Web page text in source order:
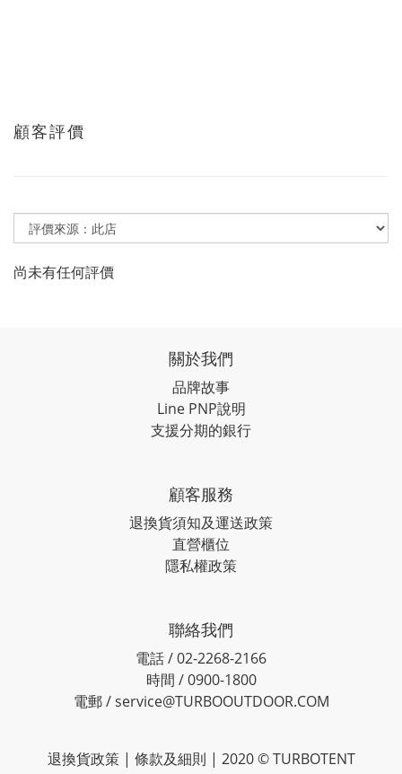
顧客評價
尚未有任何評價
關於我們
品牌故事
Line PNP說明
支援分期的銀行
顧客服務
退換貨須知及運送政策
直營櫃位
隱私權政策
聯絡我們
電話 / 02-2268-2166
時間 / 0900-1800
電郵 / service@TURBOOUTDOOR.COM
退換貨政策| 條款及細則 | 2020 © TURBOTENT